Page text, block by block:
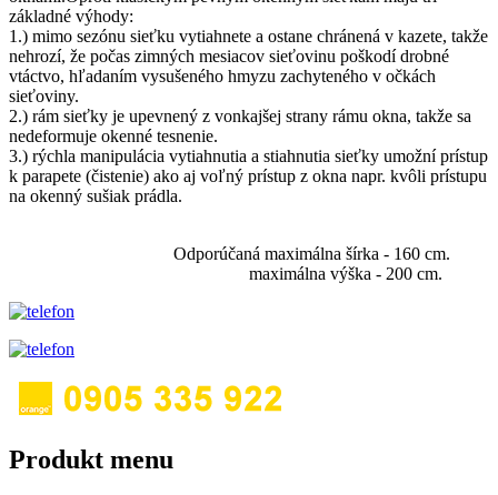
základné výhody:
1.) mimo sezónu sieťku vytiahnete a ostane chránená v kazete, takže
nehrozí, že počas zimných mesiacov sieťovinu poškodí drobné
vtáctvo, hľadaním vysušeného hmyzu zachyteného v očkách
sieťoviny.
2.) rám sieťky je upevnený z vonkajšej strany rámu okna, takže sa
nedeformuje okenné tesnenie.
3.) rýchla manipulácia vytiahnutia a stiahnutia sieťky umožní prístup
k parapete (čistenie) ako aj voľný prístup z okna napr. kvôli prístupu
na okenný sušiak prádla.
Odporúčaná maximálna šírka - 160 cm.
maximálna výška - 200 cm.
Produkt menu